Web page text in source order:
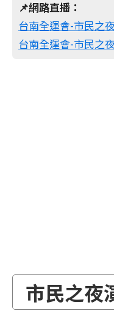
📌網路直播：
台南全運會-市民之
台南全運會-市民之
市民之夜